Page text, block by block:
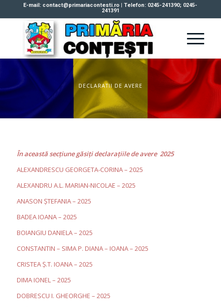
E-mail: contact@primariacontesti.ro | Telefon: 0245-241390; 0245-
241391
DECLARATII DE AVERE
În această secţiune găsiţi declaraţiile de avere 2025
ALEXANDRESCU GEORGETA-CORINA – 2025
ALEXANDRU A.L. MARIAN-NICOLAE – 2025
ANASON ȘTEFANIA – 2025
BADEA IOANA – 2025
BOIANGIU DANIELA – 2025
CONSTANTIN – SIMA P. DIANA – IOANA – 2025
CRISTEA Ș.T. IOANA – 2025
DIMA IONEL – 2025
DOBRESCU I. GHEORGHE – 2025